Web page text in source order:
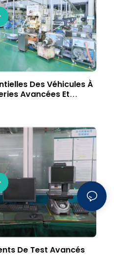
Des Véhicules À
Avancées Et
De Test Avancés